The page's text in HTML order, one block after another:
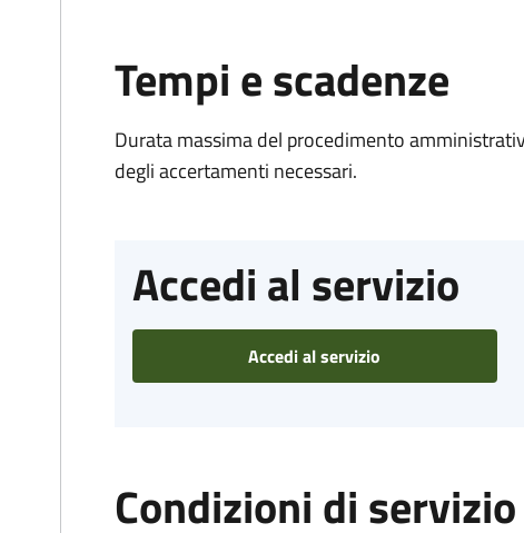
Tempi e scadenze
Durata massima del procedimento
degli accertamenti necessari.
Accedi al servizio
Accedi al servizio
Condizioni di servizio